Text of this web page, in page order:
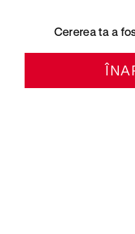
Cererea ta a